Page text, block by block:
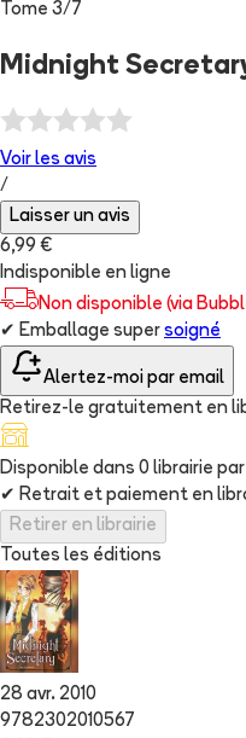
Tome 3/ 7
Midnight
Voir les avis
/
Laisser un avis
6,99 €
Indisponible en ligne
Non disponible (via
✔ Emballage super soigné
Alertez-moi par email
Retirez-le gratuitement en
Disponible dans 0 librairie
✔ Retrait et paiement en
Retirer en librairie
Toutes les éditions
28 avr. 2010
9782302010567